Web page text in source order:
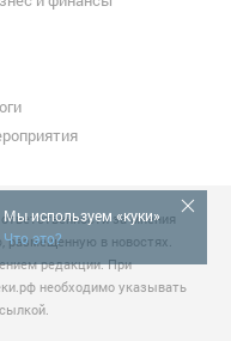
Мы используем «куки»
Что это?
за мнения
в новостях.
редакции. При
необходимо указывать